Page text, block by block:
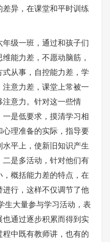
异，在课堂和平时训练
级一班，通过和孩子们
能力差，不愿动脑筋，
从事，自控能力差，学
意力差，课堂上常被一
意力。针对这一些情
是低要求，摸清学习相
理准备的实际，指导要
平上，使新旧知识产生
是多活动，针对他们有
概括能力差的特点，在
行，这样不仅调节了他
生大量参与学习活动，表
通过逐步积累而得到实
中既有教师讲，也有的